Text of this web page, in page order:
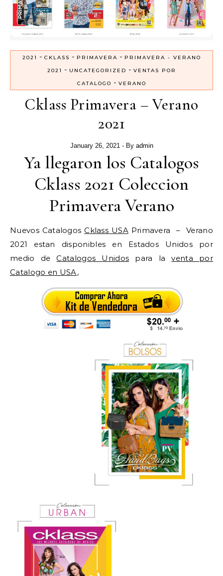
2021 - CKLASS - PRIMAVERA - PRIMAVERA - VERANO
2021
- UNCATEGORIZED - VENTAS POR
CATALOGO - VERANO
Cklass Primavera – Verano
2021
January 26, 2021 - By admin
Ya llegaron los Catalogos
Cklass 2021 Coleccion
Primavera Verano
Nuevos CatalogosCklass USAPrimavera – Verano
2021 estan disponibles en Estados Unidos por
medio deCatalogos Unidos para laventa por
Catalogo en USA,